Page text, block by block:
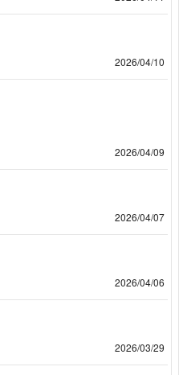
2026/04/10
2026/04/09
2026/04/07
2026/04/06
2026/03/29